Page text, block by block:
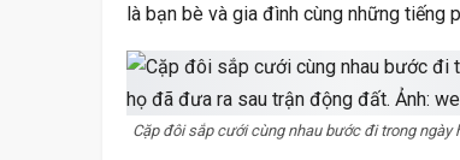
là bạn bè và gia đình cùng những tiếng
Cặp đôi sắp cưới cùng nhau bước đi trong
ĐỜI SỐNG
Vì Sao Cách Vay Tiền Bằng Cà Vẹt Xe Máy
Vẫn “sống Khỏe”? Vì…